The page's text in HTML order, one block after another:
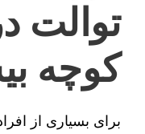
توالت
کوچه
برای بسیاری از